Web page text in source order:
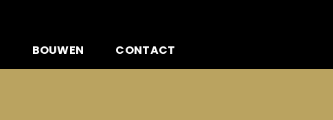
BOUWEN CONTACT